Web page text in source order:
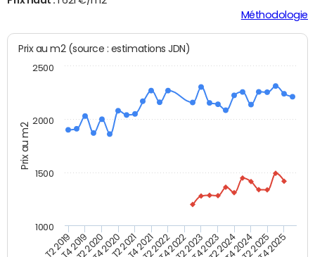
Méthodologie
Prix au m2
Prix au m2 (source : estimations JDN)
T2 2019T4 2019T2 2020T4 2020T2 2021T4 2021T2 2022T4 2022T2 2023T4 2023T2 2024T4 2024T2 2025T4 2025
1000
1500
2000
2500